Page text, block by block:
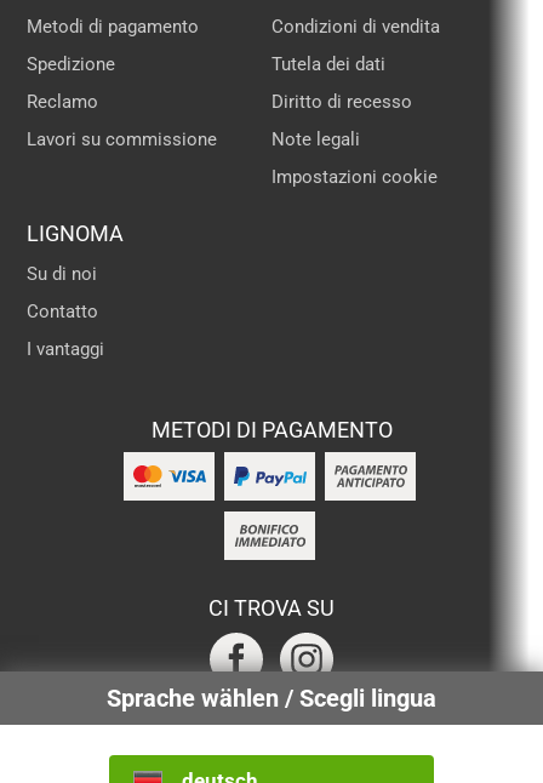
Sprache wählen / Scegli lingua
Metodi di pagamento
Spedizione
Reclamo
Lavori su commissione
Condizioni di vendita
Tutela dei dati
Diritto di recesso
Note legali
Impostazioni cookie
LIGNOMA
Su di noi
Contatto
I vantaggi
METODI DI PAGAMENTO
CI TROVA SU
SERVIZI CERTIFICATI